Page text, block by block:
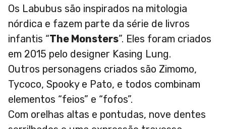
Os Labubus são inspirados na mitologia
nórdica e fazem parte da série de livros
infantis “The Monsters”. Eles foram criados
em 2015 pelo designer Kasing Lung.
Outros personagens criados são Zimomo,
Tycoco, Spooky e Pato, e todos combinam
elementos “feios” e “fofos”.
Com orelhas altas e pontudas, nove dentes